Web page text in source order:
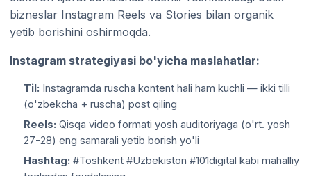
bizneslar Instagram Reels va Stories bilan organik
yetib borishini oshirmoqda.
Instagram strategiyasi bo'yicha maslahatlar:
Til: Instagramda ruscha kontent hali ham kuchli — ikki tilli
(o'zbekcha + ruscha) post qiling
Reels: Qisqa video formati yosh auditoriyaga (o'rt. yosh
27-28) eng samarali yetib borish yo'li
Hashtag: #Toshkent #Uzbekiston #101digital kabi mahalliy